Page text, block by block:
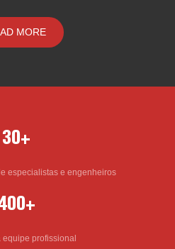
MORE
30+
especialistas e engenheiros
equipe profissional